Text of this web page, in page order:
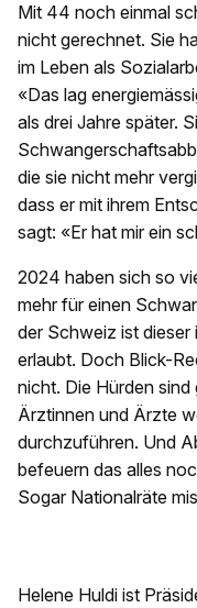
Mit 44 noch einmal
nicht gerechnet. Sie
im Leben als
«Das lag
als drei Jahre später.
die sie nicht mehr
dass er mit ihrem
sagt: «Er hat mir ein
2024 haben sich so
mehr für einen
der Schweiz ist
erlaubt. Doch Blick-
nicht. Die Hürden
Ärztinnen und Ärzte
durchzuführen. Und
befeuern das alles
Sogar Nationalräte
Helene Huldi ist